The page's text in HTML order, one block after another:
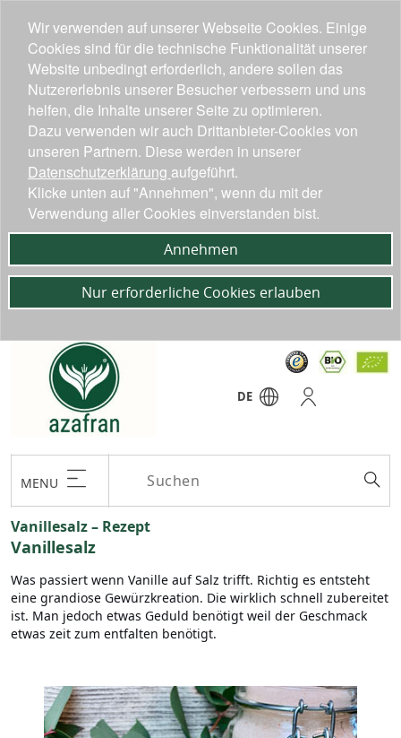
DE
MENU
Vanillesalz – Rezept
Vanillesalz
Was passiert wenn Vanille auf Salz trifft. Richtig es entsteht
eine grandiose Gewürzkreation. Die wirklich schnell zubereitet
ist. Man jedoch etwas Geduld benötigt weil der Geschmack
etwas zeit zum entfalten benötigt.
Wir verwenden auf unserer Webseite Cookies. Einige
Cookies sind für die technische Funktionalität unserer
Website unbedingt erforderlich, andere sollen das
Nutzererlebnis unserer Besucher verbessern und uns
helfen, die Inhalte unserer Seite zu optimieren.
Dazu verwenden wir auch Drittanbieter-Cookies von
unseren Partnern. Diese werden in unserer
Datenschutzerklärung aufgeführt.
Klicke unten auf "Annehmen", wenn du mit der
Verwendung aller Cookies einverstanden bist.
Annehmen
Nur erforderliche Cookies erlauben